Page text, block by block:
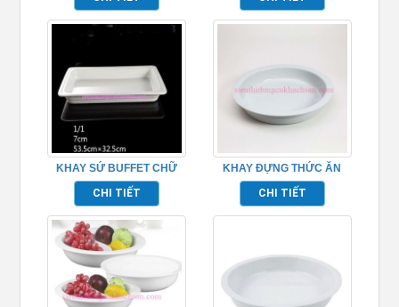
KHAY SỨ BUFFET CHỮ
NHẬT TP697203
CHI TIẾT
KHAY ĐỰNG THỨC ĂN
BẰNG SỨ – TP7199
CHI TIẾT